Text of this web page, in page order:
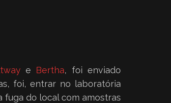
e Bertha, foi enviado
foi, entrar no laboratória
fuga do local com amostras